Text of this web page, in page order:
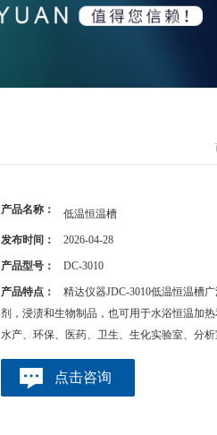
产品名称： 低温恒温槽
发布时间： 2026-04-28
产品型号： DC-3010
产品特点：
精达仪器JDC-3010低温恒温槽
剂，浸渍和生物制品，也可用于水浴恒温加
水产、环保、医药、卫生、生化实验室、分析
点击咨询